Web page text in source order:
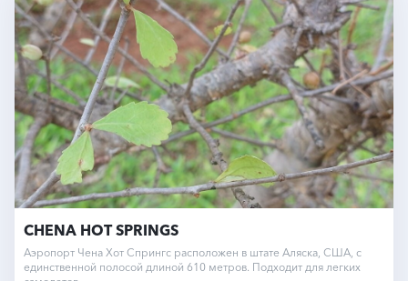
CHENA HOT SPRINGS
Аэропорт Чена Хот Спрингс расположен в штате Аляска, США, с
единственной полосой длиной 610 метров. Подходит для легких